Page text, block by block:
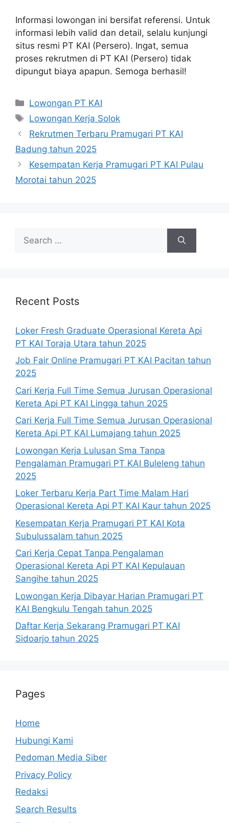
Informasi lowongan ini bersifat referensi. Untuk
informasi lebih valid dan detail, selalu kunjungi
situs resmi PT KAI (Persero). Ingat, semua
proses rekrutmen di PT KAI (Persero) tidak
dipungut biaya apapun. Semoga berhasil!
Categories
Lowongan PT KAI
Tags
Lowongan Kerja Solok
Rekrutmen Terbaru Pramugari PT KAI
Badung tahun 2025
Kesempatan Kerja Pramugari PT KAI Pulau
Morotai tahun 2025
for:
Recent Posts
Loker Fresh Graduate Operasional Kereta Api
PT KAI Toraja Utara tahun 2025
Job Fair Online Pramugari PT KAI Pacitan tahun
2025
Cari Kerja Full Time Semua Jurusan Operasional
Kereta Api PT KAI Lingga tahun 2025
Cari Kerja Full Time Semua Jurusan Operasional
Kereta Api PT KAI Lumajang tahun 2025
Lowongan Kerja Lulusan Sma Tanpa
Pengalaman Pramugari PT KAI Buleleng tahun
2025
Loker Terbaru Kerja Part Time Malam Hari
Operasional Kereta Api PT KAI Kaur tahun 2025
Kesempatan Kerja Pramugari PT KAI Kota
Subulussalam tahun 2025
Cari Kerja Cepat Tanpa Pengalaman
Operasional Kereta Api PT KAI Kepulauan
Sangihe tahun 2025
Lowongan Kerja Dibayar Harian Pramugari PT
KAI Bengkulu Tengah tahun 2025
Daftar Kerja Sekarang Pramugari PT KAI
Sidoarjo tahun 2025
Pages
Home
Hubungi Kami
Pedoman Media Siber
Privacy Policy
Redaksi
Search Results